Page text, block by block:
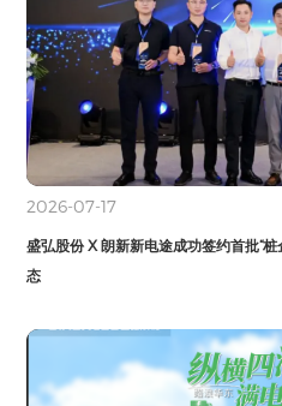
2026-07-17
盛弘股份 X 朗新新电途成功签约首批“桩企合伙人计划”
态